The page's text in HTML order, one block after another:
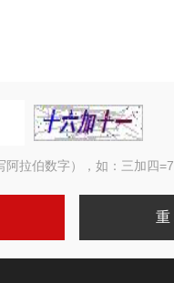
阿拉伯数字），如：三加四=7